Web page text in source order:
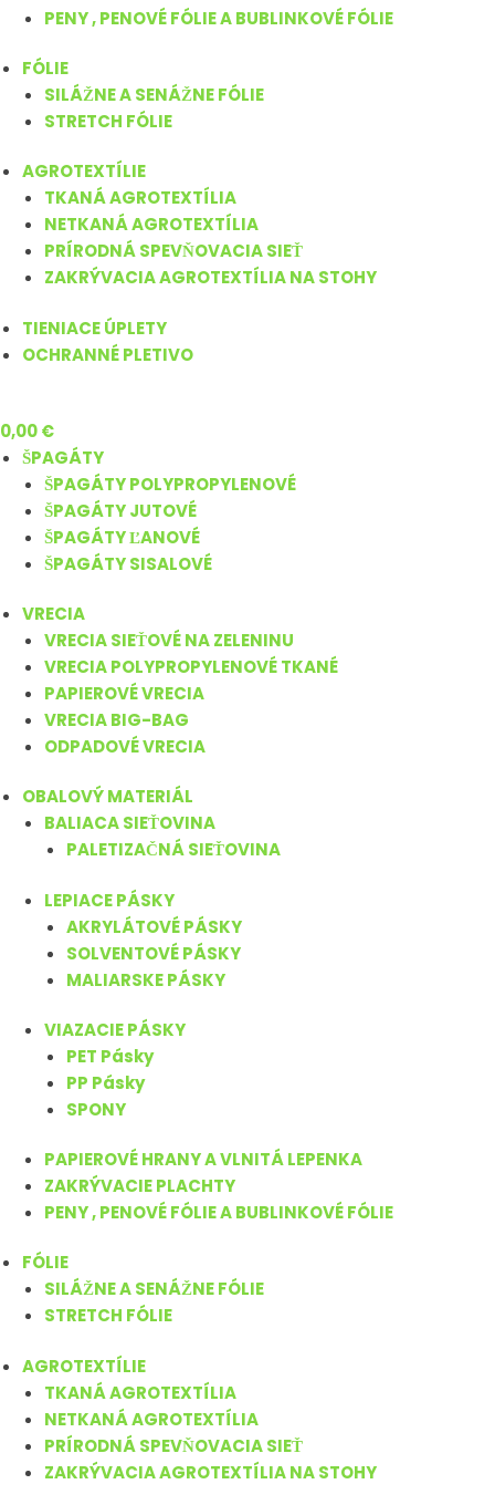
PENY , PENOVÉ FÓLIE A BUBLINKOVÉ FÓLIE
FÓLIE
SILÁŽNE A SENÁŽNE FÓLIE
STRETCH FÓLIE
AGROTEXTÍLIE
TKANÁ AGROTEXTÍLIA
NETKANÁ AGROTEXTÍLIA
PRÍRODNÁ SPEVŇOVACIA SIEŤ
ZAKRÝVACIA AGROTEXTÍLIA NA STOHY
TIENIACE ÚPLETY
OCHRANNÉ PLETIVO
0,00€
ŠPAGÁTY
ŠPAGÁTY POLYPROPYLENOVÉ
ŠPAGÁTY JUTOVÉ
ŠPAGÁTY ĽANOVÉ
ŠPAGÁTY SISALOVÉ
VRECIA
VRECIA SIEŤOVÉ NA ZELENINU
VRECIA POLYPROPYLENOVÉ TKANÉ
PAPIEROVÉ VRECIA
VRECIA BIG-BAG
ODPADOVÉ VRECIA
OBALOVÝ MATERIÁL
BALIACA SIEŤOVINA
PALETIZAČNÁ SIEŤOVINA
LEPIACE PÁSKY
AKRYLÁTOVÉ PÁSKY
SOLVENTOVÉ PÁSKY
MALIARSKE PÁSKY
VIAZACIE PÁSKY
PET Pásky
PP Pásky
SPONY
PAPIEROVÉ HRANY A VLNITÁ LEPENKA
ZAKRÝVACIE PLACHTY
PENY , PENOVÉ FÓLIE A BUBLINKOVÉ FÓLIE
FÓLIE
SILÁŽNE A SENÁŽNE FÓLIE
STRETCH FÓLIE
AGROTEXTÍLIE
TKANÁ AGROTEXTÍLIA
NETKANÁ AGROTEXTÍLIA
PRÍRODNÁ SPEVŇOVACIA SIEŤ
ZAKRÝVACIA AGROTEXTÍLIA NA STOHY